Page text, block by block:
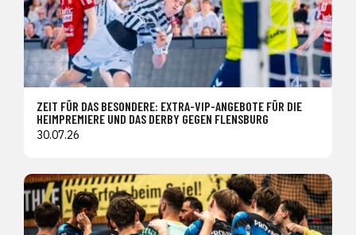
ZEIT FÜR DAS BESONDERE: EXTRA-VIP-ANGEBOTE FÜR DIE
HEIMPREMIERE UND DAS DERBY GEGEN FLENSBURG
30.07.26